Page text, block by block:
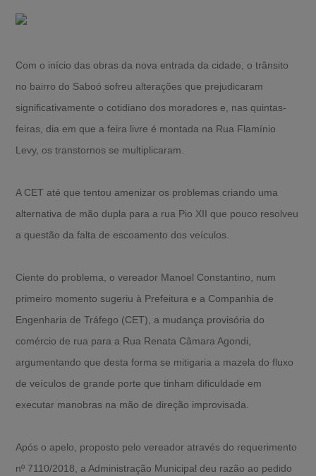
Com o início das obras da nova entrada da cidade, o trânsito
no bairro do Saboó sofreu alterações que prejudicaram
significativamente o cotidiano dos moradores e, nas quintas-
feiras, dia em que a feira livre é montada na Rua Flamínio
Levy, os transtornos se multiplicaram.
A CET até que tentou amenizar os problemas criando uma
alternativa de mão dupla para a rua Pio XII que pouco resolveu
a questão da falta de escoamento dos veículos.
Ciente do problema, o vereador Manoel Constantino, num
primeiro momento sugeriu à Prefeitura e a Companhia de
Engenharia de Tráfego (CET), a mudança provisória do
comércio de rua para a Rua Renata Câmara Agondi,
argumentando que desta forma se mitigaria a mazela do fluxo
de veículos de grande porte que tinham dificuldade em
executar manobras na mão de direção improvisada.
Após o apelo, proposto pelo vereador através do requerimento
nº 7110/2018, a Administração Municipal deu razão ao pedido